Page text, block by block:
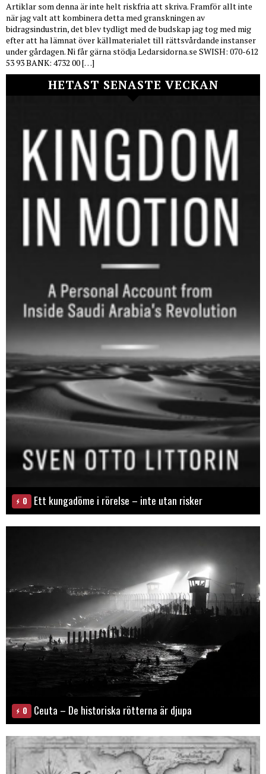
Artiklar som denna är inte helt riskfria att skriva. Framför allt inte
när jag valt att kombinera detta med granskningen av
bidragsindustrin, det blev tydligt med de budskap jag tog med mig
efter att ha lämnat över källmaterialet till rättsvårdande instanser
under gårdagen. Ni får gärna stödja Ledarsidorna.se SWISH: 070-612
53 93 BANK: 4732 00 […]
HETAST SENASTE VECKAN
0 Ett kungadöme i rörelse – inte utan risker
0 Ceuta – De historiska rötterna är djupa